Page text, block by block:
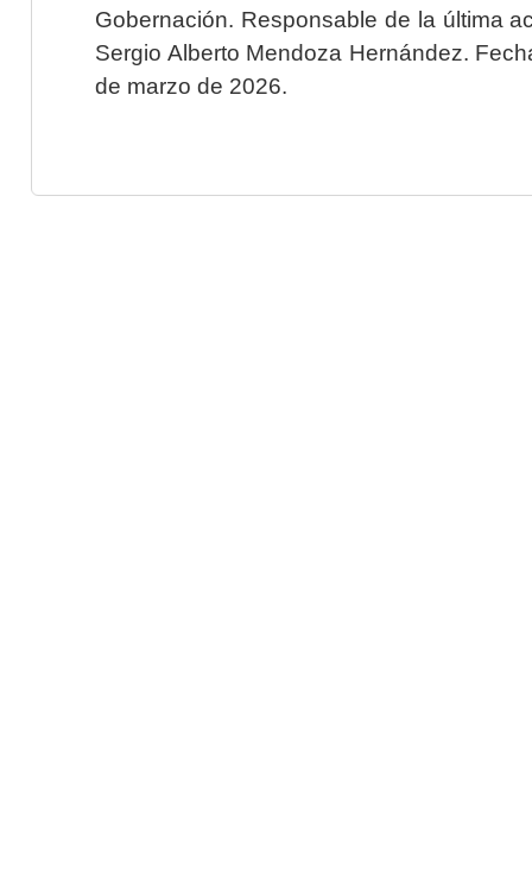
Gobernación. Responsable de la última
Sergio Alberto Mendoza Hernández.
de marzo de 2026.